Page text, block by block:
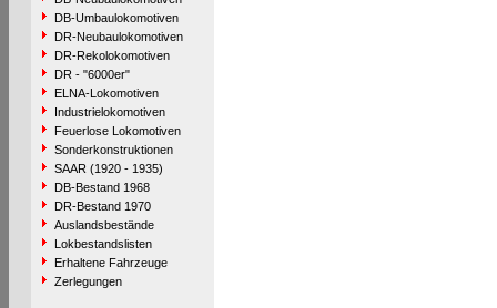
DB-Umbaulokomotiven
DR-Neubaulokomotiven
DR-Rekolokomotiven
DR - "6000er"
ELNA-Lokomotiven
Industrielokomotiven
Feuerlose Lokomotiven
Sonderkonstruktionen
SAAR (1920 - 1935)
DB-Bestand 1968
DR-Bestand 1970
Auslandsbestände
Lokbestandslisten
Erhaltene Fahrzeuge
Zerlegungen